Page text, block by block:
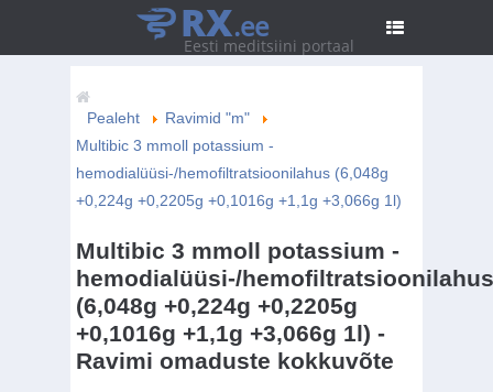
RX.ee
Eesti meditsiini portaal
Pealeht
Ravimid "m"
Multibic 3 mmoll potassium -
hemodialüüsi-/hemofiltratsioonilahus (6,048g
+0,224g +0,2205g +0,1016g +1,1g +3,066g 1l)
Multibic 3 mmoll potassium -
hemodialüüsi-/hemofiltratsioonilahus
(6,048g +0,224g +0,2205g
+0,1016g +1,1g +3,066g 1l) -
Ravimi omaduste kokkuvõte